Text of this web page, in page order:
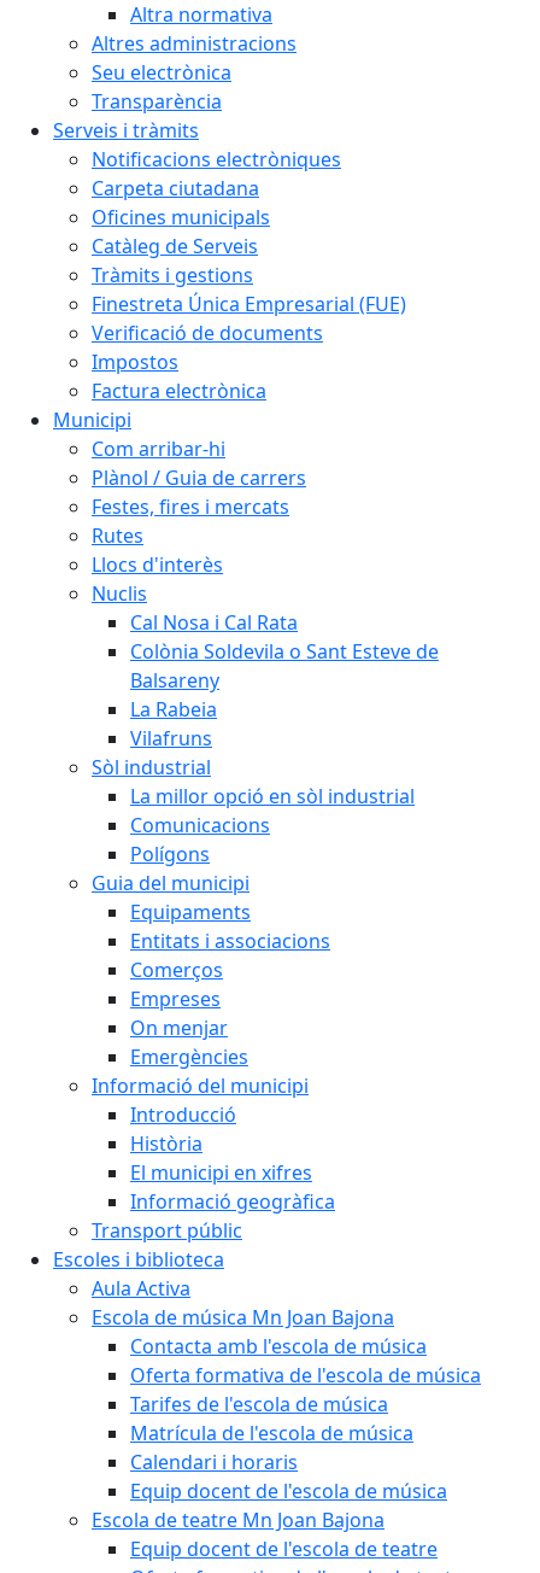
Altra normativa
Altres administracions
Seu electrònica
Transparència
Serveis i tràmits
Notificacions electròniques
Carpeta ciutadana
Oficines municipals
Catàleg de Serveis
Tràmits i gestions
Finestreta Única Empresarial (FUE)
Verificació de documents
Impostos
Factura electrònica
Municipi
Com arribar-hi
Plànol / Guia de carrers
Festes, fires i mercats
Rutes
Llocs d'interès
Nuclis
Cal Nosa i Cal Rata
Colònia Soldevila o Sant Esteve de
Balsareny
La Rabeia
Vilafruns
Sòl industrial
La millor opció en sòl industrial
Comunicacions
Polígons
Guia del municipi
Equipaments
Entitats i associacions
Comerços
Empreses
On menjar
Emergències
Informació del municipi
Introducció
Història
El municipi en xifres
Informació geogràfica
Transport públic
Escoles i biblioteca
Aula Activa
Escola de música Mn Joan Bajona
Contacta amb l'escola de música
Oferta formativa de l'escola de música
Tarifes de l'escola de música
Matrícula de l'escola de música
Calendari i horaris
Equip docent de l'escola de música
Escola de teatre Mn Joan Bajona
Equip docent de l'escola de teatre